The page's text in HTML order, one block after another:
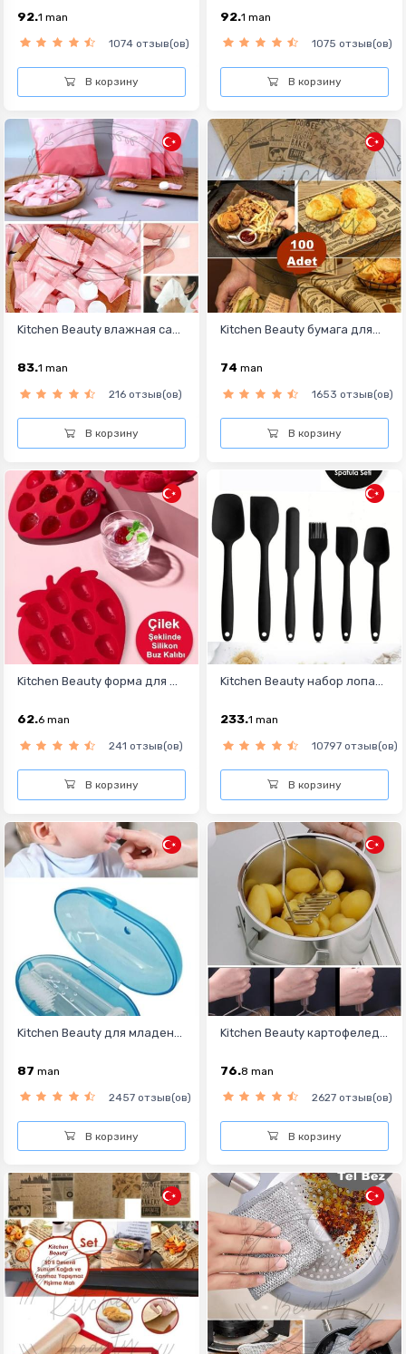
92.1 man
1074 отзыв(ов)
В корзину
92.1 man
1075 отзыв(ов)
В корзину
Kitchen Beauty влажная са...
83.1 man
216 отзыв(ов)
В корзину
Kitchen Beauty бумага для...
74 man
1653 отзыв(ов)
В корзину
Kitchen Beauty форма для ...
62.6 man
241 отзыв(ов)
В корзину
Kitchen Beauty набор лопа...
233.1 man
10797 отзыв(ов)
В корзину
Kitchen Beauty для младен...
87 man
2457 отзыв(ов)
В корзину
Kitchen Beauty картофелед...
76.8 man
2627 отзыв(ов)
В корзину